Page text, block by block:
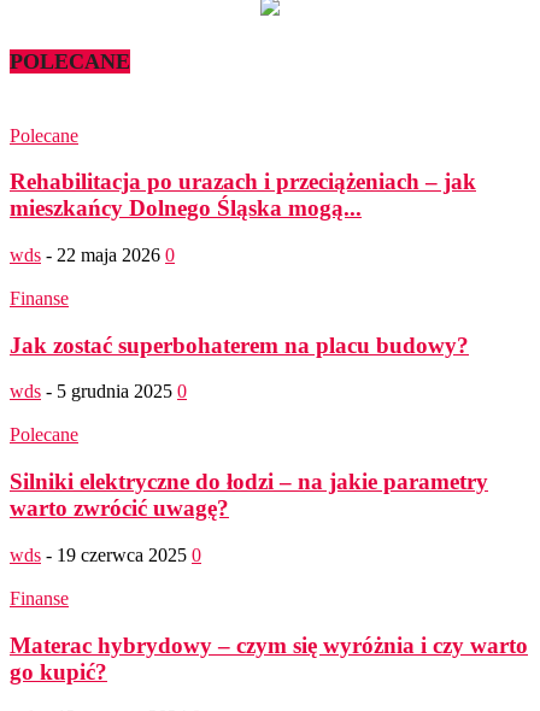
POLECANE
Polecane
Rehabilitacja po urazach i przeciążeniach – jak
mieszkańcy Dolnego Śląska mogą...
wds - 22 maja 2026 0
Finanse
Jak zostać superbohaterem na placu budowy?
wds - 5 grudnia 2025 0
Polecane
Silniki elektryczne do łodzi – na jakie parametry
warto zwrócić uwagę?
wds - 19 czerwca 2025 0
Finanse
Materac hybrydowy – czym się wyróżnia i czy warto
go kupić?